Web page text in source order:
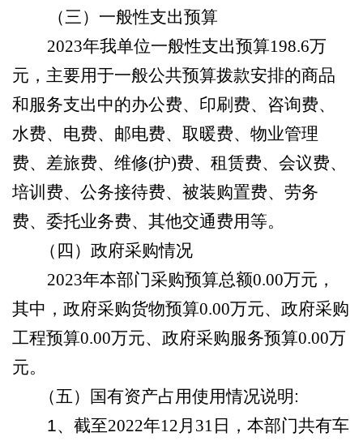
（三） 一般性支出预算
2023年我单位一般性支出预算198.6万
元，主要用于一般公共预算拨款安排的商品
和服务支出中的办公费、印刷费、咨询费、
水费、电费、邮电费、取暖费、物业管理
费、差旅费、维修(护)费、租赁费、会议费、
培训费、公务接待费、被装购置费、劳务
费、委托业务费、其他交通费用等。
（四）政府采购情况
2023年本部门采购预算总额0.00万元，
其中，政府采购货物预算0.00万元、政府采购
工程预算0.00万元、政府采购服务预算0.00万
元。
（五）
国有资产占用使用情况说明 :
1、 截至2022年12月31日，本部门共有车